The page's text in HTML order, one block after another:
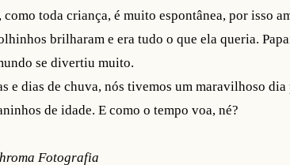
toda criança, é muito espontânea, por isso
brilharam e era tudo o que ela queria.
se divertiu muito.
e dias de chuva, nós tivemos um maravilhoso dia
de idade. E como o tempo voa, né?
Fotografia